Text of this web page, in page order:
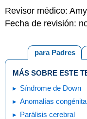
Revisor médico:
Fecha de revisión:
para Padres
MÁS SOBRE ESTE
Síndrome de Down
Anomalías
Parálisis cerebral